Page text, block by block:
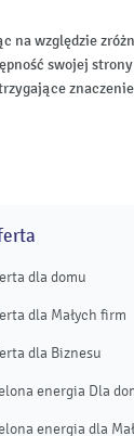
na względzie
swojej
dla domu
dla Małych firm
dla Biznesu
energia Dla
energia dla